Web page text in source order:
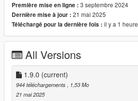
0.0.3 enhanced head model and textures
0.0.4 accurate beta eyes and better face
0.0.5 fixed head bug
0.0.6 final version
0.10 remake
Première mise en ligne : 3 septembre 2024
Dernière mise à jour : 21 mai 2025
Téléchargé pour la dernière fois : il y a 1 heure
All Versions
1.9.0 (current)
944 téléchargements, 1,53 Mo
21 mai 2025